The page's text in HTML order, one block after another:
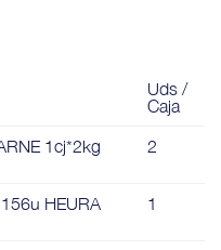
Uds /
Caja
1cj*2kg
2
HEURA
1